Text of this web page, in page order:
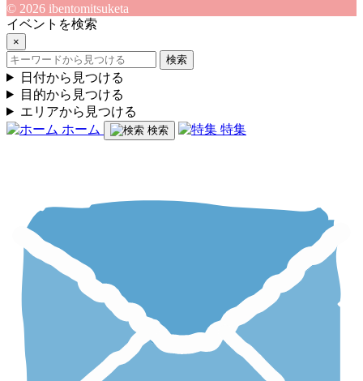
© 2026 ibentomitsuketa
イベントを検索
×
検索
日付から見つける
目的から見つける
エリアから見つける
ホーム
検索 特集